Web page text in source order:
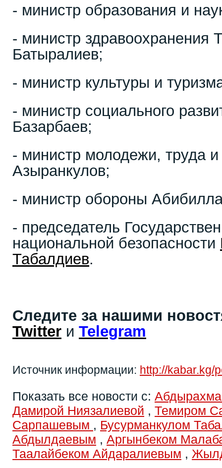
- министр образования и
- министр здравоохранения
Батыралиев;
- министр культуры и
- министр социального
Базарбаев;
- министр молодежи, труда и
Азыранкулов;
- министр обороны
- председатель
национальной безопасности
Табалдиев.
Следите за нашими
Twitter и Telegram
Источник информации: http://kabar.kg/
Показать все новости с:
Дамирой Ниязалиевой , Темиром
Сарпашевым , Бусурманкулом
Абдылдаевым , Аргынбеком
Таалайбеком Айдаралиевым ,